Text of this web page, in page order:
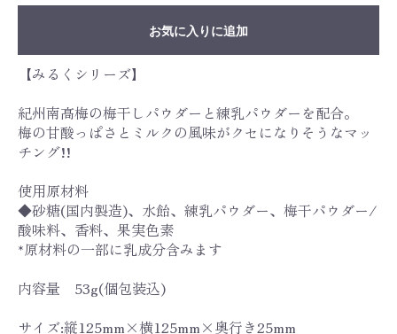
お気に入りに追加
【みるくシリーズ】
紀州南高梅の梅干しパウダーと練乳パウダーを配合。
梅の甘酸っぱさとミルクの風味がクセになりそうなマッ
チング!!
使用原材料
◆砂糖(国内製造)、水飴、練乳パウダー、梅干パウダー/
酸味料、香料、果実色素
*原材料の一部に乳成分含みます
内容量 53g(個包装込)
サイズ:縦125mm×横125mm×奥行き25mm